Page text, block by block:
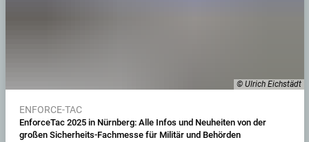
© Ulrich Eichstädt
ENFORCE-TAC
EnforceTac 2025 in Nürnberg: Alle Infos und Neuheiten von der
großen Sicherheits-Fachmesse für Militär und Behörden